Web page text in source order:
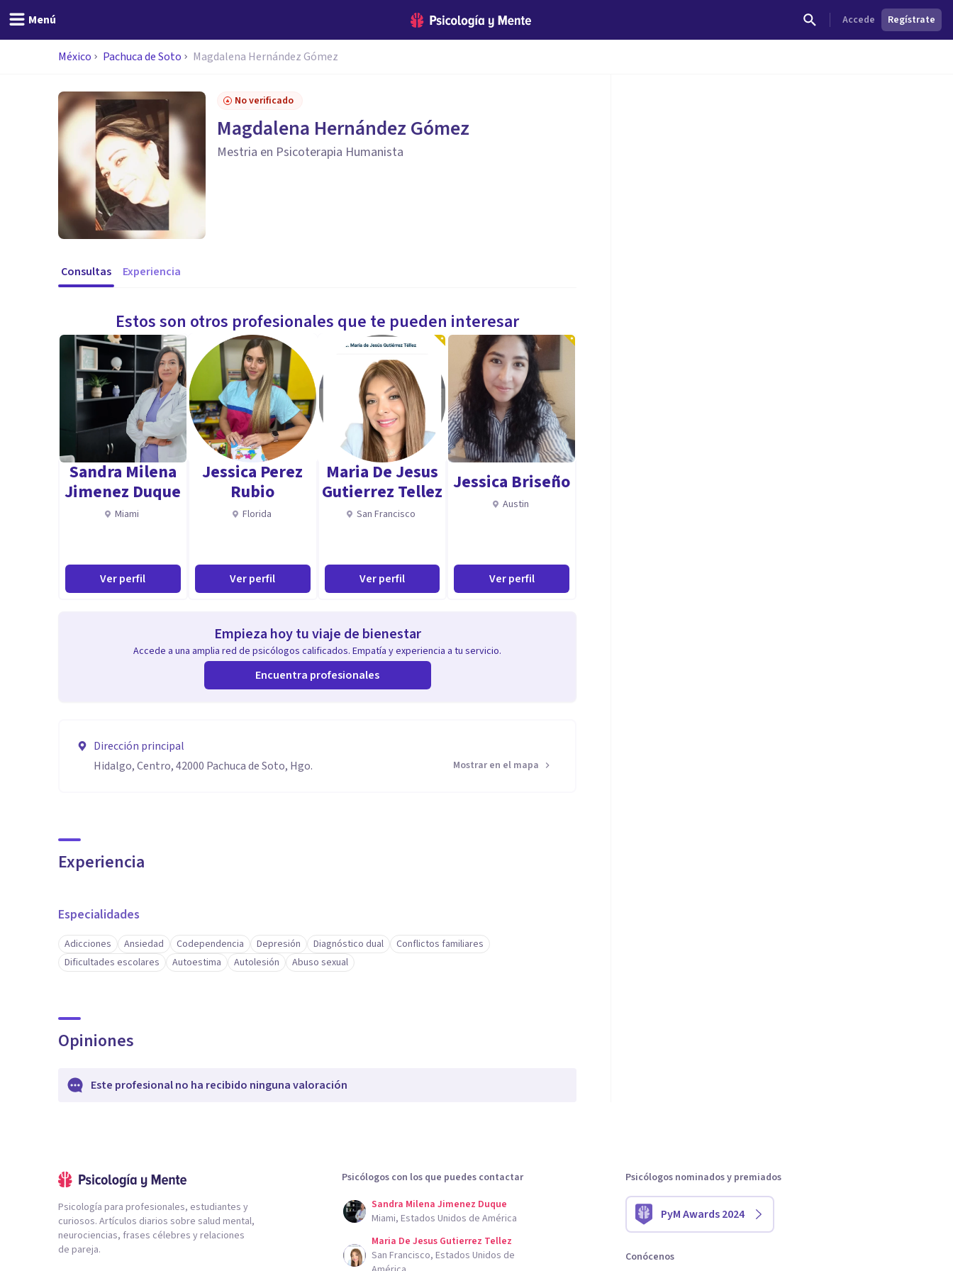
Menú Accede Regístrate
México Pachuca de Soto Magdalena Hernández Gómez
No verificado
Magdalena Hernández Gómez
Mestria en Psicoterapia Humanista
Consultas Experiencia
Estos son otros profesionales que te pueden interesar
Sandra Milena
Jimenez Duque
Miami
Ver perfil
Jessica Perez
Rubio
Florida
Ver perfil
Maria De Jesus
Gutierrez Tellez
San Francisco
Ver perfil
Jessica Briseño
Austin
Ver perfil
Empieza hoy tu viaje de bienestar
Accede a una amplia red de psicólogos calificados. Empatía y experiencia a tu servicio.
Encuentra profesionales
Dirección principal
Hidalgo, Centro, 42000 Pachuca de Soto, Hgo.
Mostrar en el mapa
Experiencia
Especialidades
Adicciones Ansiedad Codependencia Depresión Diagnóstico dual
Conflictos familiares
Dificultades escolares
Autoestima Autolesión Abuso sexual
Opiniones
Este profesional no ha recibido ninguna valoración
Psicología para profesionales, estudiantes y
curiosos. Artículos diarios sobre salud mental,
neurociencias, frases célebres y relaciones
de pareja.
Psicólogos con los que puedes contactar
Sandra Milena Jimenez Duque
Miami, Estados Unidos de América
Maria De Jesus Gutierrez Tellez
San Francisco, Estados Unidos de
Psicólogos nominados y premiados
PyM Awards 2024
Conócenos